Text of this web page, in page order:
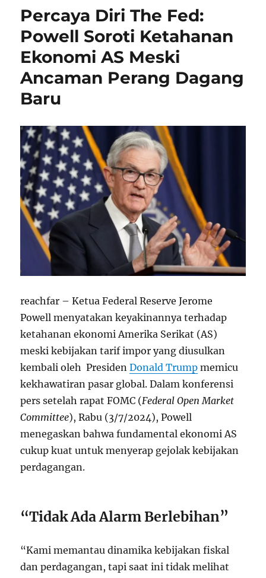
Percaya Diri The Fed:
Powell Soroti Ketahanan
Ekonomi AS Meski
Ancaman Perang Dagang
Baru
reachfar – Ketua Federal Reserve Jerome
Powell menyatakan keyakinannya terhadap
ketahanan ekonomi Amerika Serikat (AS)
meski kebijakan tarif impor yang diusulkan
kembali oleh PresidenDonald Trump memicu
kekhawatiran pasar global. Dalam konferensi
pers setelah rapat FOMC (Federal Open Market
Committee), Rabu (3/7/2024), Powell
menegaskan bahwa fundamental ekonomi AS
cukup kuat untuk menyerap gejolak kebijakan
perdagangan.
“Tidak Ada Alarm Berlebihan”
“Kami memantau dinamika kebijakan fiskal
dan perdagangan, tapi saat ini tidak melihat